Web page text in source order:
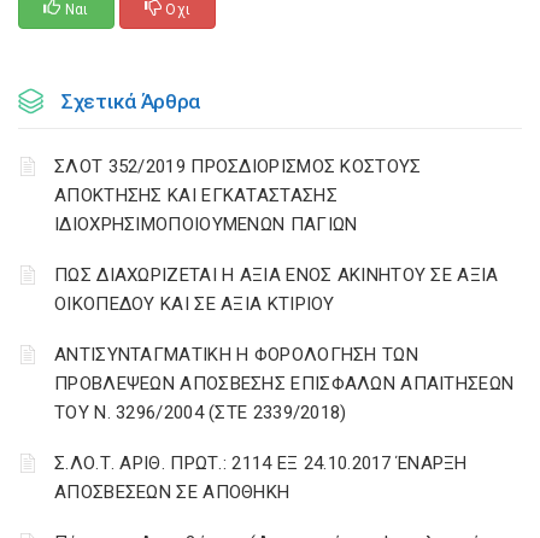
Ναι Οχι
Σχετικά Άρθρα
ΣΛΟΤ 352/2019 ΠΡΟΣΔΙΟΡΙΣΜΟΣ ΚΟΣΤΟΥΣ
ΑΠΟΚΤΗΣΗΣ ΚΑΙ ΕΓΚΑΤΑΣΤΑΣΗΣ
ΙΔΙΟΧΡΗΣΙΜΟΠΟΙΟΥΜΕΝΩΝ ΠΑΓΙΩΝ
ΠΩΣ ΔΙΑΧΩΡΙΖΕΤΑΙ Η ΑΞΙΑ ΕΝΟΣ ΑΚΙΝΗΤΟΥ ΣΕ ΑΞΙΑ
ΟΙΚΟΠΕΔΟΥ ΚΑΙ ΣΕ ΑΞΙΑ ΚΤΙΡΙΟΥ
ΑΝΤΙΣΥΝΤΑΓΜΑΤΙΚΗ Η ΦΟΡΟΛΟΓΗΣΗ ΤΩΝ
ΠΡΟΒΛΕΨΕΩΝ ΑΠΟΣΒΕΣΗΣ ΕΠΙΣΦΑΛΩΝ ΑΠΑΙΤΗΣΕΩΝ
ΤΟΥ Ν. 3296/2004 (ΣΤΕ 2339/2018)
Σ.ΛΟ.Τ. ΑΡΙΘ. ΠΡΩΤ.: 2114 ΕΞ 24.10.2017 ΈΝΑΡΞΗ
ΑΠΟΣΒΕΣΕΩΝ ΣΕ ΑΠΟΘΗΚΗ